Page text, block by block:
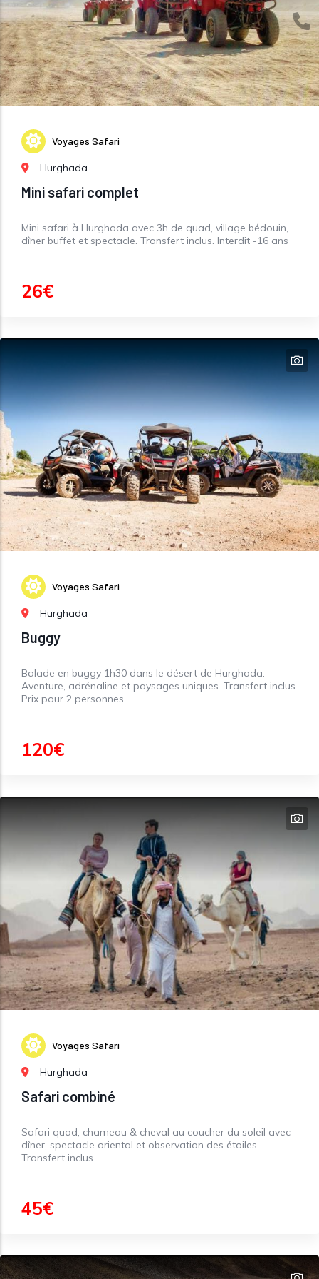
Voyages Safari
Hurghada
Mini safari complet
Mini safari à Hurghada avec 3h de quad, village bédouin,
dîner buffet et spectacle. Transfert inclus. Interdit -16 ans
26€
Voyages Safari
Hurghada
Buggy
Balade en buggy 1h30 dans le désert de Hurghada.
Aventure, adrénaline et paysages uniques. Transfert inclus.
Prix pour 2 personnes
120€
Voyages Safari
Hurghada
Safari combiné
Safari quad, chameau & cheval au coucher du soleil avec
dîner, spectacle oriental et observation des étoiles.
Transfert inclus
45€